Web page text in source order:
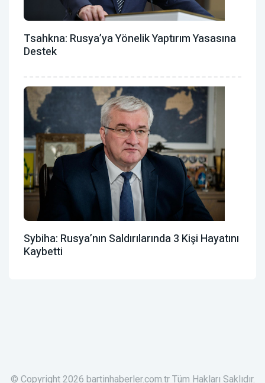
Tsahkna: Rusya’ya Yönelik Yaptırım Yasasına
Destek
Sybiha: Rusya’nın Saldırılarında 3 Kişi Hayatını
Kaybetti
© Copyright 2026 bartinhaberler.com.tr Tüm Hakları Saklıdır.